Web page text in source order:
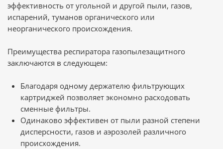
эффективность от угольной и другой пыли, газов,
испарений, туманов органического или
неорганического происхождения.
Преимущества респиратора газопылезащитного
заключаются в следующем:
Благодаря одному держателю фильтрующих
картриджей позволяет экономно расходовать
сменные фильтры.
Одинаково эффективен от пыли разной степени
дисперсности, газов и аэрозолей различного
происхождения.